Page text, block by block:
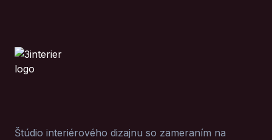
Štúdio interiérového dizajnu so zameraním na